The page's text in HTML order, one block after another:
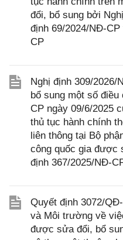
đổi, bổ sung bởi
định 69/2024/NĐ-
CP
Nghị định 309/
bổ sung một số điều
CP ngày 09/6/2025
thủ tục hành chính
liên thông tại Bộ
công quốc gia được
định 367/2025/NĐ-
Quyết định 3072/
và Môi trường về
được sửa đổi, bổ